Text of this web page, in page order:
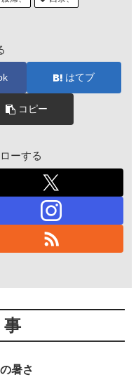
はてブ
コピー
ーする
暑さ